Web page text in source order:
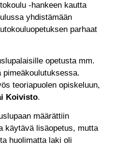
-hankeen kautta
yhdistämään
parhaat
opetusta mm.
teoriapuolen opiskeluun,
Koivisto.
määrättiin
käytävä lisäopetus, mutta
huolimatta laki oli